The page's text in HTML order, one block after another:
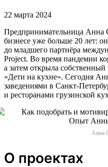
22 марта 2024
Предпринимательница Анна
бизнесе уже больше 20 лет:
до младшего партнёра
Project. Во время пандемии
а затем открыла
«Дети на кухне». Сегодня
заведениями в Санкт-
и ресторанами грузинской
Анна
О проектах